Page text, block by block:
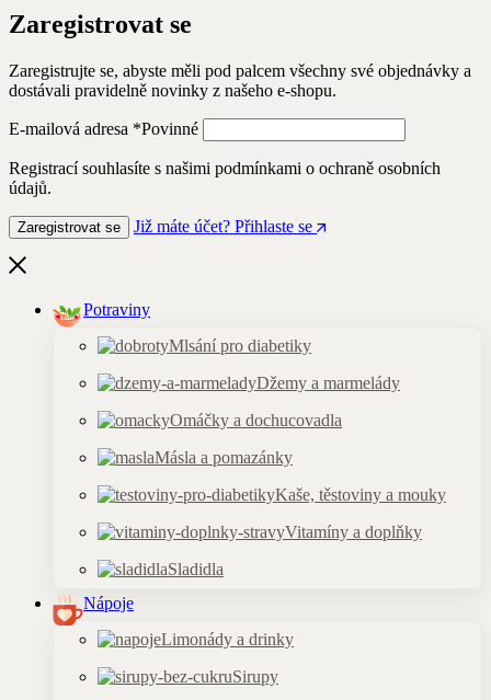
Zaregistrovat se
Zaregistrujte se, abyste měli pod palcem všechny své objednávky a
dostávali pravidelně novinky z našeho e-shopu.
E-mailová adresa *Povinné
Registrací souhlasíte s našimi podmínkami o ochraně osobních
údajů.
Zaregistrovat se Již máte účet? Přihlaste se
Potraviny
Mlsání pro diabetiky
Džemy a marmelády
Omáčky a dochucovadla
Másla a pomazánky
Kaše, těstoviny a mouky
Vitamíny a doplňky
Sladidla
Nápoje
Limonády a drinky
Sirupy